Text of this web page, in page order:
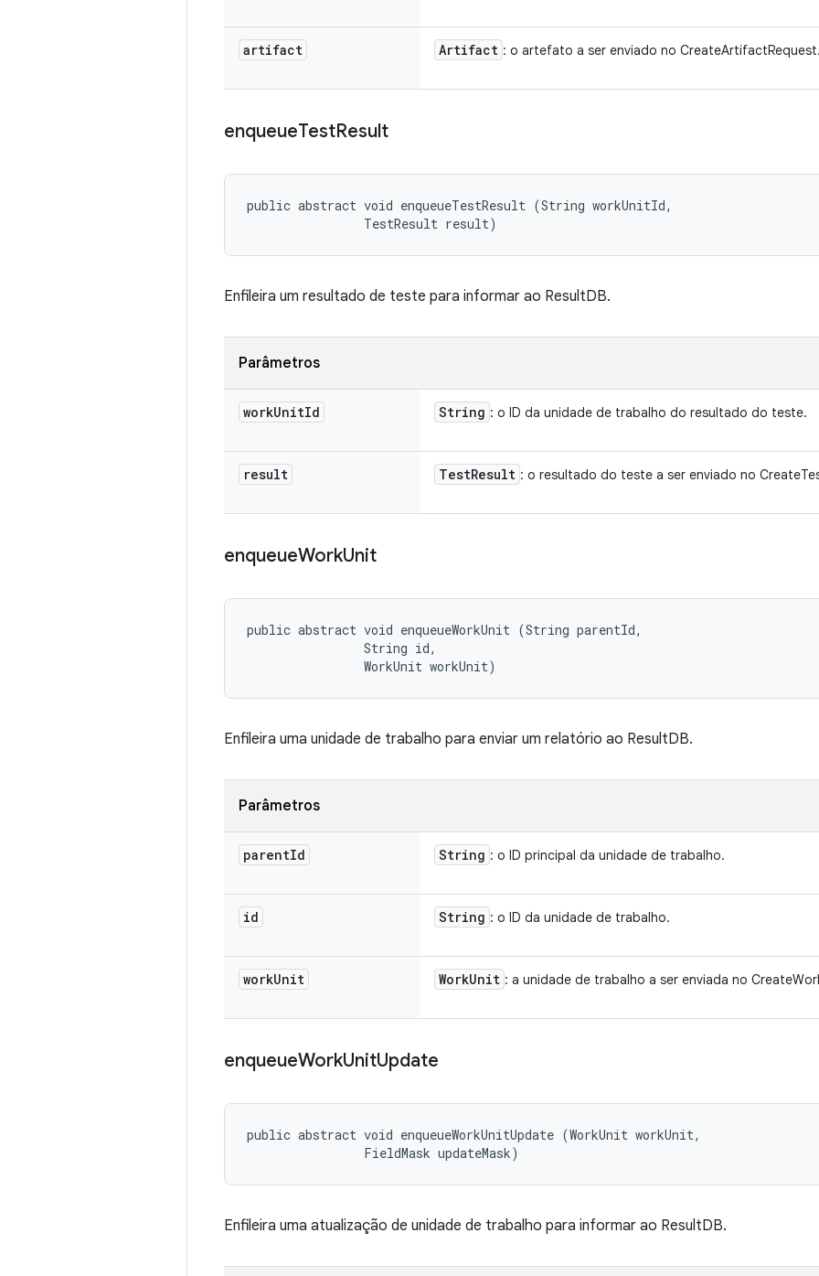
artifact Artifact : o artefato a ser enviado no
enqueueTestResult
public abstract void enqueueTestResult (String workUnitId,
                TestResult result)
Enfileira um resultado de teste para informar ao ResultDB.
Parâmetros
workUnitId String : o ID da unidade de trabalho do resultado do teste.
result TestResult : o resultado do teste a ser enviado no
enqueueWorkUnit
public abstract void enqueueWorkUnit (String parentId,
                String id,
                WorkUnit workUnit)
Enfileira uma unidade de trabalho para enviar um relatório ao ResultDB.
Parâmetros
parentId String : o ID principal da unidade de trabalho.
id String : o ID da unidade de trabalho.
workUnit WorkUnit : a unidade de trabalho a ser enviada no
enqueueWorkUnitUpdate
public abstract void enqueueWorkUnitUpdate (WorkUnit workUnit,
                FieldMask updateMask)
Enfileira uma atualização de unidade de trabalho para informar ao ResultDB.